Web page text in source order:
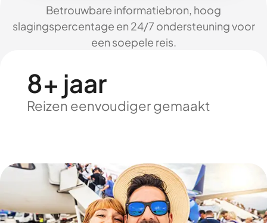
Betrouwbare informatiebron, hoog
slagingspercentage en 24/7 ondersteuning voor
een soepele reis.
8+ jaar
Reizen eenvoudiger gemaakt